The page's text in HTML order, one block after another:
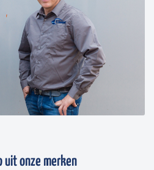
uit onze merken